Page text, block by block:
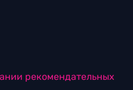
рекомендательных